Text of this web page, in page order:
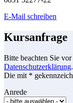
E-Mail schreiben
Kursanfrage
Bitte beachten Sie
Datenschutzerklärung.
Die mit *
Anrede